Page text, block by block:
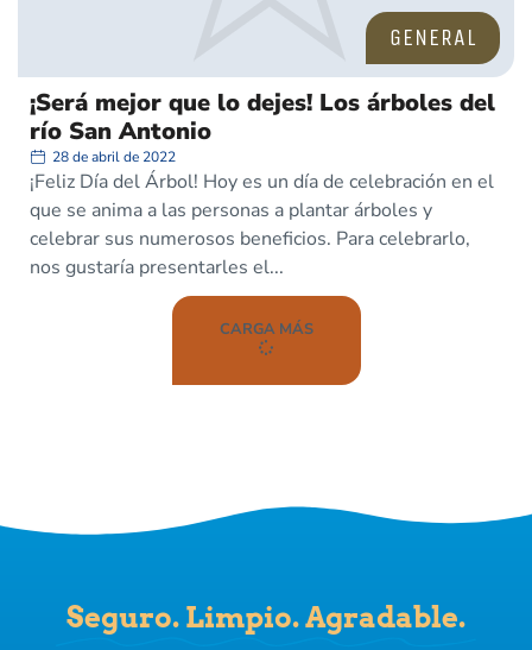
GENERAL
¡Será mejor que lo dejes! Los árboles del
río San Antonio
28 de abril de 2022
¡Feliz Día del Árbol! Hoy es un día de celebración en el
que se anima a las personas a plantar árboles y
celebrar sus numerosos beneficios. Para celebrarlo,
nos gustaría presentarles el
CARGA MÁS
Seguro. Limpio. Agradable.